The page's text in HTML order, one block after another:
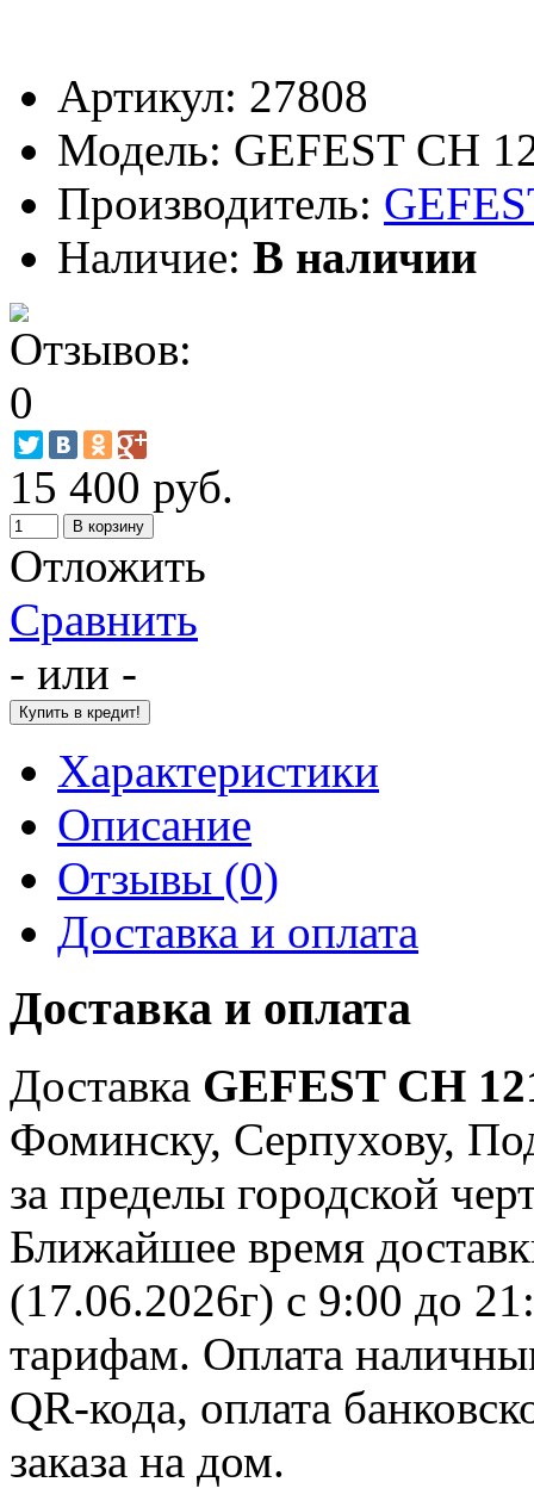
Артикул: 27808
Модель: GEFEST СН
Производитель:
Наличие: В наличии
15 400 руб.
Отложить
Сравнить
- или -
Характеристики
Описание
Отзывы (0)
Доставка и оплата
Доставка и оплата
Доставка GEFEST СН
Фоминску, Серпухову,
за пределы городской
Ближайшее время
(17.06.2026г) с 9:00 до
тарифам. Оплата
QR-кода, оплата
заказа на дом.